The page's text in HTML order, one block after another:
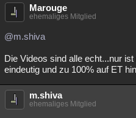
Marouge
ehemaliges Mitglied
@m.shiva
Die Videos sind alle echt...nur
eindeutig und zu 100% auf ET
m.shiva
ehemaliges Mitglied